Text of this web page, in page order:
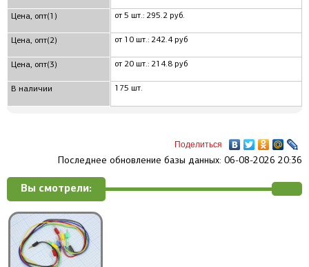
Цена, опт(1)
Цена, опт(2)
Цена, опт(3)
В наличии
от 5 шт.: 295.2 руб.
от 10 шт.: 242.4 руб
от 20 шт.: 214.8 руб
175 шт.
Поделиться
Последнее обновление базы данных: 06-08-2026 20:36
Вы смотрели: